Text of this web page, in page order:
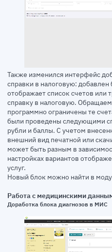
Также изменился интерфейс
справки в налоговую: добавлен
отображает список счетов или
справку в налоговую.
программно ограничены те
были проведены следующими
рубли и баллы. С учетом
внешний вид печатной или
может быть разным в
настройках вариантов
услуг.
Новый блок можно найти в
Работа с медицинскими
Доработка блока диагнозов в МИС